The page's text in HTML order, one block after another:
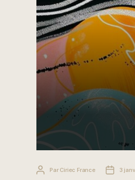
Auteur
Par Ciriec France
Date3